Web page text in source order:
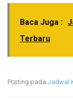
Baca Juga :
Terbaru
Posting pada Jadwal